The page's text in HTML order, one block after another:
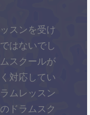
スンを受け
はないでし
スクールが
対応してい
ムレッスン
ドラムスク